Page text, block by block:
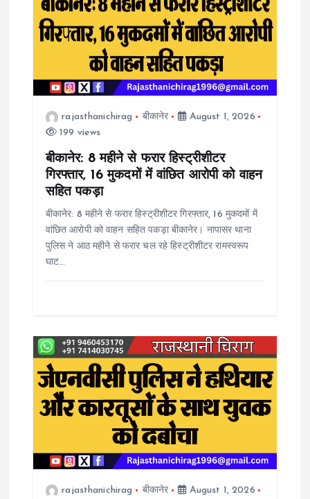
g
t
rajasthanichirag बीकानेर
August 1, 2026
199 views
बीकानेर: 8 महीने से फरार हिस्ट्रीशीटर
गिरफ्तार, 16 मुकदमों में वांछित आरोपी को वाहन
सहित पकड़ा
बीकानेर: 8 महीने से फरार हिस्ट्रीशीटर गिरफ्तार, 16 मुकदमों में
वांछित आरोपी को वाहन सहित पकड़ा बीकानेर। नापासर थाना
पुलिस ने आठ महीने से फरार चल रहे हिस्ट्रीशीटर रामस्वरूप
घाट…
rajasthanichirag बीकानेर
August 1, 2026